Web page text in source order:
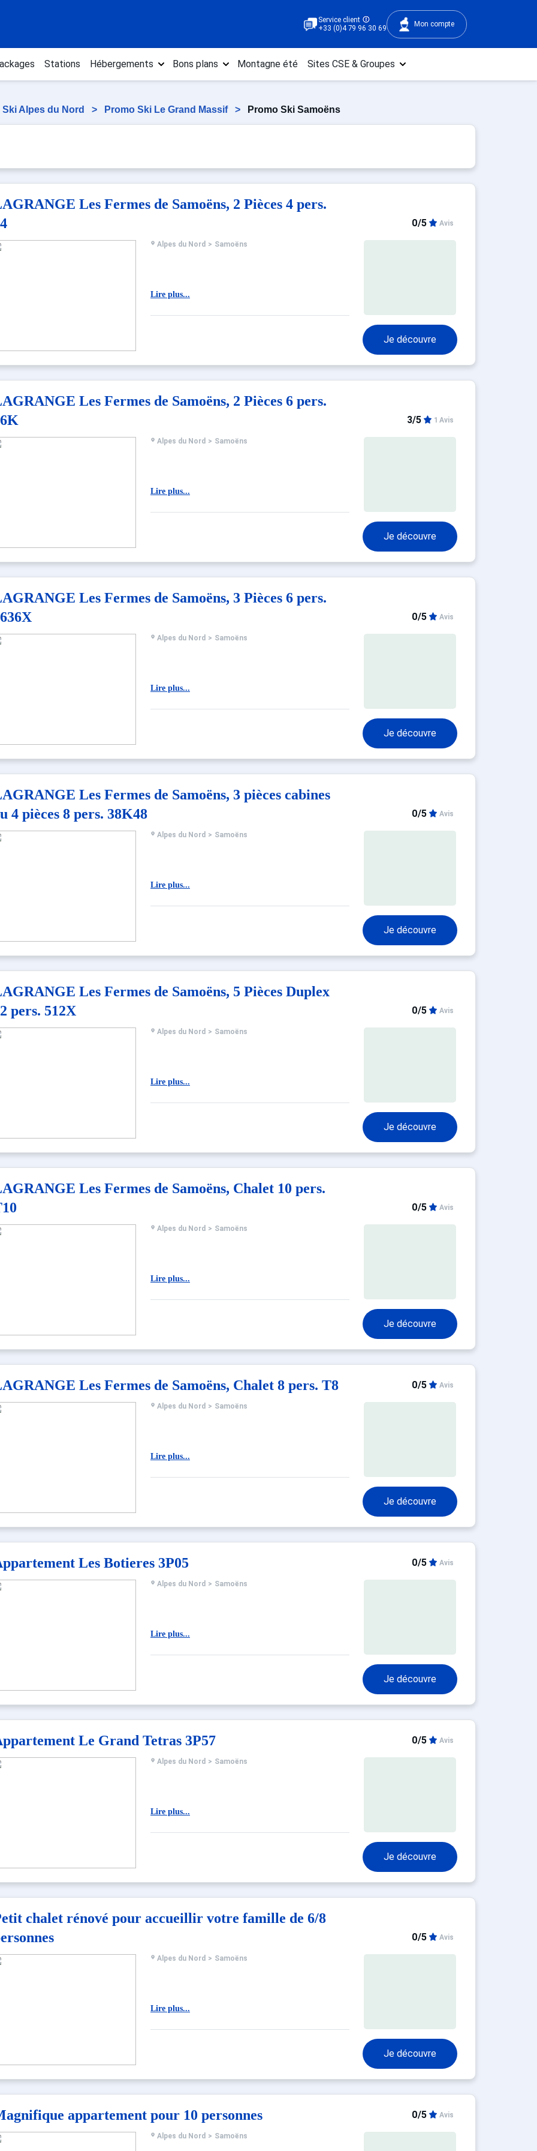
Service client
+33 (0)4 79 96 30 69
Mon compte
Stations Hébergements Bons plans Montagne été Sites CSE & Groupes
Alpes du Nord > Promo Ski Le Grand Massif > Promo Ski Samoëns
Les Fermes de Samoëns, 2 Pièces 4 pers.
0/5 Avis
Alpes du Nord > Samoëns
Lire plus...
Je découvre
Les Fermes de Samoëns, 2 Pièces 6 pers.
3/5 1 Avis
Alpes du Nord > Samoëns
Lire plus...
Je découvre
Les Fermes de Samoëns, 3 Pièces 6 pers.
0/5 Avis
Alpes du Nord > Samoëns
Lire plus...
Je découvre
Les Fermes de Samoëns, 3 pièces cabines
4 pièces 8 pers. 38K48
0/5 Avis
Alpes du Nord > Samoëns
Lire plus...
Je découvre
Les Fermes de Samoëns, 5 Pièces Duplex
pers. 512X
0/5 Avis
Alpes du Nord > Samoëns
Lire plus...
Je découvre
Les Fermes de Samoëns, Chalet 10 pers.
0/5 Avis
Alpes du Nord > Samoëns
Lire plus...
Je découvre
Les Fermes de Samoëns, Chalet 8 pers. T8 0/5 Avis
Alpes du Nord > Samoëns
Lire plus...
Je découvre
Les Botieres 3P05 0/5 Avis
Alpes du Nord > Samoëns
Lire plus...
Je découvre
Le Grand Tetras 3P57 0/5 Avis
Alpes du Nord > Samoëns
Lire plus...
Je découvre
chalet rénové pour accueillir votre famille de 6/8
0/5 Avis
Alpes du Nord > Samoëns
Lire plus...
Je découvre
appartement pour 10 personnes 0/5 Avis
Alpes du Nord > Samoëns